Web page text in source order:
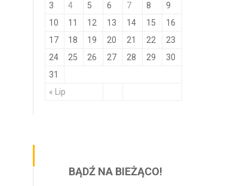
« Lip
3
4 5 6 7 8
9
10
11 12 13 14 15
16
17
18 19 20 21 22
23
24
25 26 27 28 29
30
31
BĄDŹ NA BIEŻĄCO!